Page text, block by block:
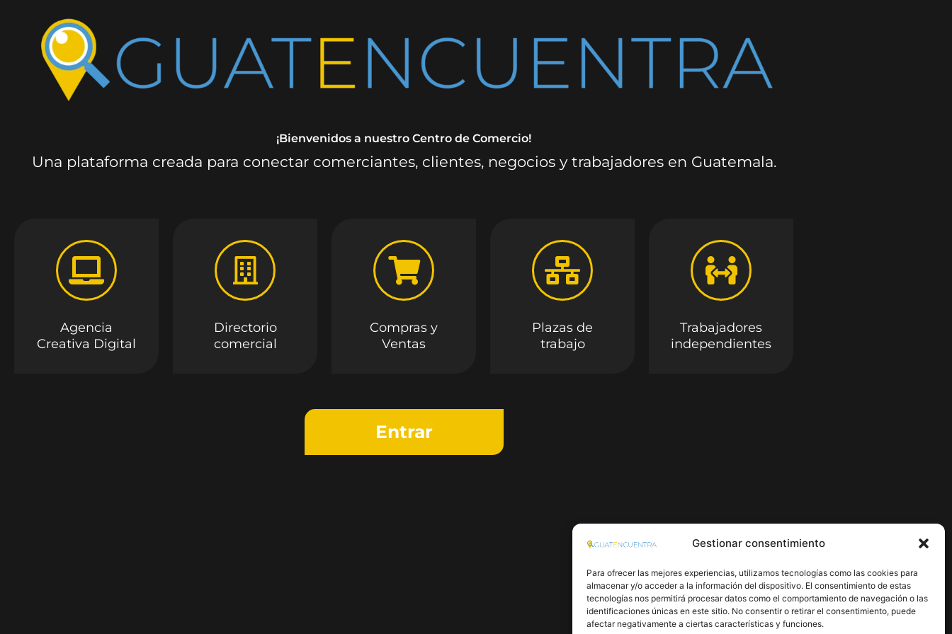
Gestionar consentimiento
Para ofrecer las mejores experiencias, utilizamos tecnologías como las cookies para
almacenar y/o acceder a la información del dispositivo. El consentimiento de estas
tecnologías nos permitirá procesar datos como el comportamiento de navegación o las
identificaciones únicas en este sitio. No consentir o retirar el consentimiento, puede
afectar negativamente a ciertas características y funciones.
¡Bienvenidos a nuestro Centro de Comercio!
Una plataforma creada para conectar comerciantes, clientes, negocios y trabajadores en Guatemala.
Agencia
Creativa Digital
Directorio
comercial
Compras y
Ventas
Plazas de
trabajo
Trabajadores
independientes
Entrar